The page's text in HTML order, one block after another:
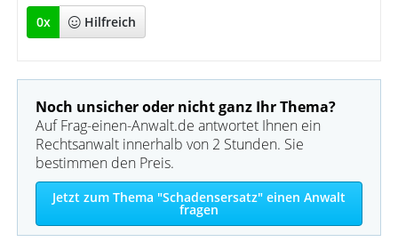
0x Hilfreich
Noch unsicher oder nicht ganz Ihr Thema?
Auf Frag-einen-Anwalt.de antwortet Ihnen ein
Rechtsanwalt innerhalb von 2 Stunden. Sie
bestimmen den Preis.
Jetzt zum Thema "Schadensersatz" einen Anwalt
fragen